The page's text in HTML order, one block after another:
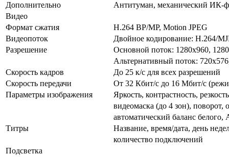
Дополнительно
Антитуман, механический ИК-
Видео
Формат сжатия
H.264 BP/MP, Motion JPEG
Видеопоток
Двойное кодирование: Н.264/
Разрешение
Основной поток: 1280x960,
Альтернативный поток:
Скорость кадров
До 25 к/с для всех разрешений
Скорость передачи
От 32 Кбит/c до 16 Мбит/с
Параметры изображения
Яркость, контрастность,
видеомаска (до 4 зон), поворот,
автоматический баланс белого,
Титры
Название, время/дата, день
количество подключений
Подсветка